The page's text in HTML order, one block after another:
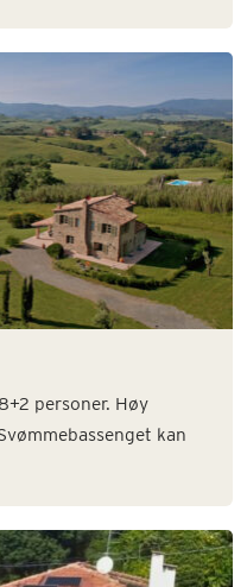
personer. Høy
kan